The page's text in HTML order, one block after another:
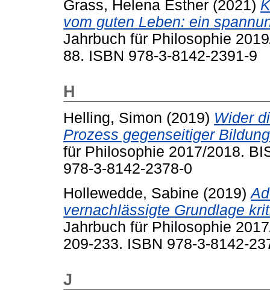
Grass, Helena Esther (2021)
vom guten Leben: ein
Jahrbuch für Philosophie
88. ISBN 978-3-8142-2391-9
H
Helling, Simon (2019) Wider
Prozess gegenseitiger
für Philosophie 2017/2018.
978-3-8142-2378-0
Hollewedde, Sabine (2019)
vernachlässigte Grundlage
Jahrbuch für Philosophie
209-233. ISBN 978-3-8142-
J